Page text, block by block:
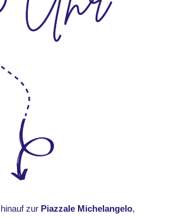
zur Piazzale Michelangelo,